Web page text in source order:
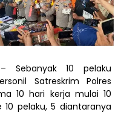
Sebanyak 10 pelaku
Satreskrim Polres
10 hari kerja mulai 10
pelaku, 5 diantaranya